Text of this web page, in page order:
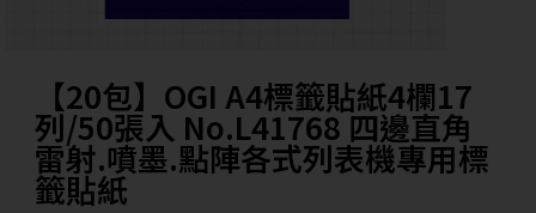
【20包】OGI A4標籤貼紙4欄17
列/50張入 No.L41768 四邊直角
雷射.噴墨.點陣各式列表機專用標
籤貼紙